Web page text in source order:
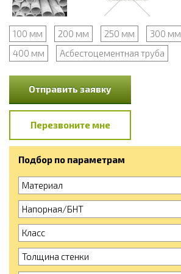
100 мм 200 мм 250 мм
300 мм
400 мм
Асбестоцементная труба
Отправить заявку
Перезвоните мне
Подбор по параметрам
Материал
Напорная/БНТ
Класс
Толщина стенки